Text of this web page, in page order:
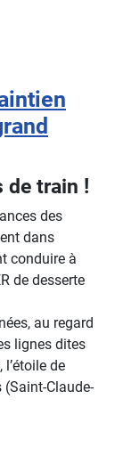
de train !
des
dans
conduire à
de desserte
au regard
lignes dites
de
Claude-